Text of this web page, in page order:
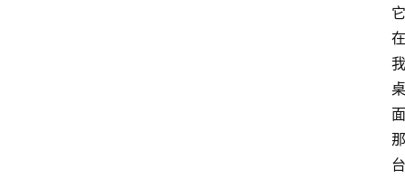
它
在
我
桌
面
那
台